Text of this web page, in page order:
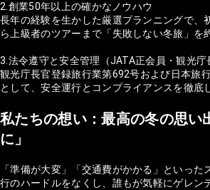
2.創業50年以上の確かなノウハウ
長年の経験を生かした厳選プランニングで、
ら上級者のツアーまで「失敗しない冬旅」を
3.法令遵守と安全管理（JATA正会員・観光庁
観光庁長官登録旅行業第692号および日本旅
として、安全運行とコンプライアンスを徹底
私たちの想い：最高の冬の思い
に」
「準備が大変」「交通費がかかる」といっ
行のハードルをなくし、誰もが気軽にゲレン